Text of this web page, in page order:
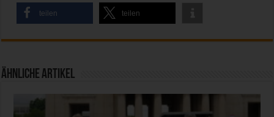
teilen teilen
Ähnliche Artikel